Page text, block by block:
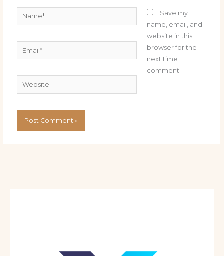
Name*
Email*
Website
Save my
name, email, and
website in this
browser for the
next time I
comment.